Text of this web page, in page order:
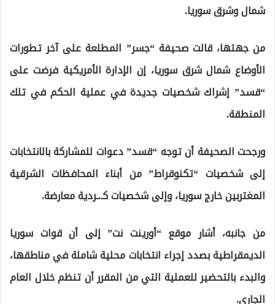
شمال وشرق سوريا.
من جهتها، قالت صحيفة “جسر” المطلعة على آخر تطورات
الأوضاع شمال شرق سوريا، إن الإدارة الأمريكية فرضت على
“قسد” إشراك شخصيات جديدة في عملية الحكم في تلك
المنطقة.
ورجحت الصحيفة أن توجه “قسد” دعوات للمشاركة بالانتخابات
إلى شخصيات “تكنوقراط” من أبناء المحافظات الشرقية
المغتربين خارج سوريا، وإلى شخصيات كـ.ـردية معارضة.
من جانبه، أشار موقع “أورينت نت” إلى أن قوات سوريا
الديمقراطية بصدد إجراء انتخابات محلية شاملة في مناطقها،
والبدء بالتحضير للعملية التي من المقرر أن تنظم خلال العام
الجاري.